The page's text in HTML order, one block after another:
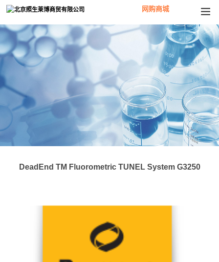
网购商城
DeadEnd TM Fluorometric TUNEL System G3250